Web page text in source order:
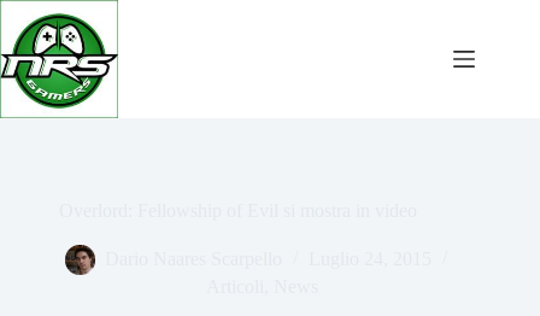
Salta
contenuto